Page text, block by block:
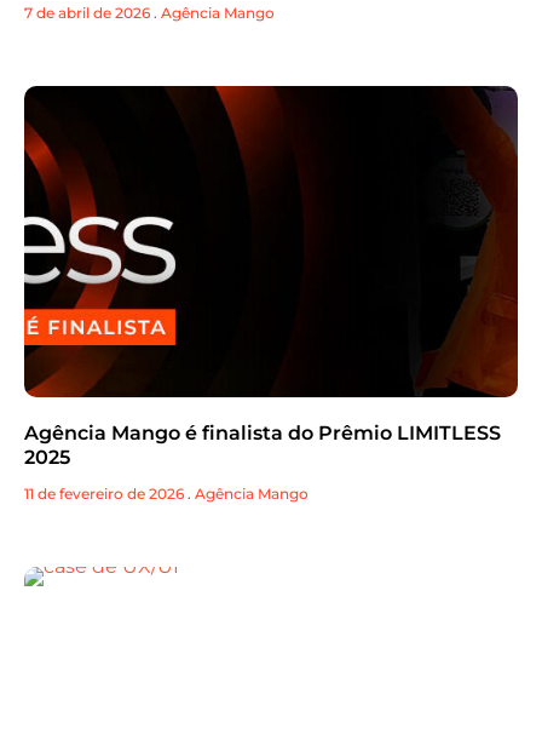
7 de abril de 2026 . Agência Mango
Agência Mango é finalista do Prêmio LIMITLESS
2025
11 de fevereiro de 2026 . Agência Mango